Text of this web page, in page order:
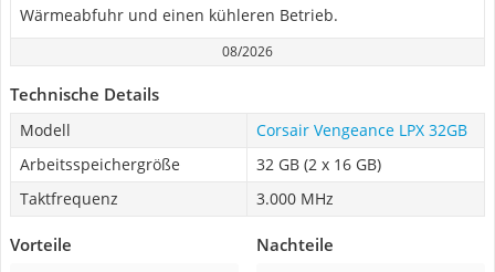
Wärmeabfuhr und einen kühleren Betrieb.
08/2026
Technische Details
Modell
Corsair Vengeance LPX 32GB
Arbeitsspeichergröße
32 GB (2 x 16 GB)
Taktfrequenz
3.000 MHz
Vorteile Nachteile